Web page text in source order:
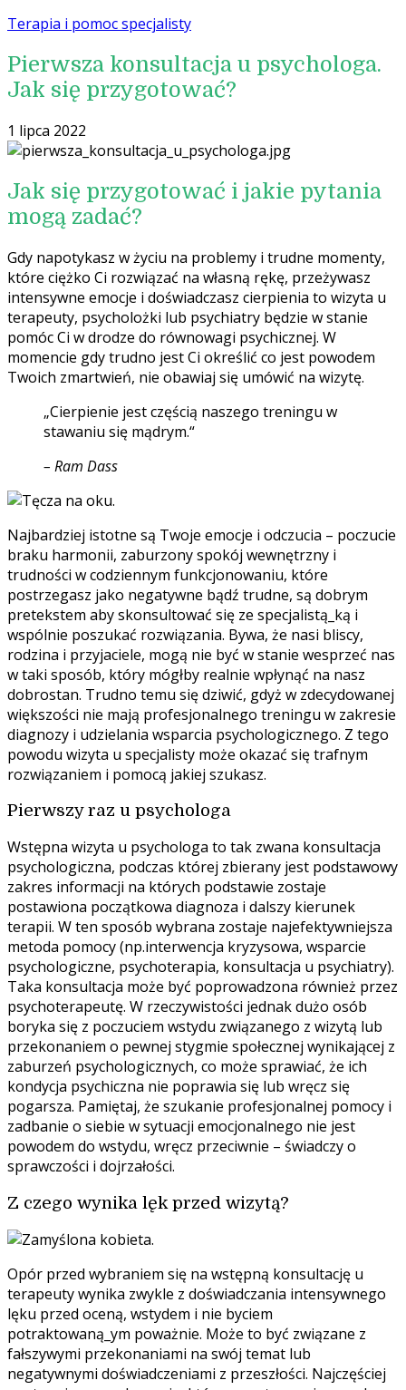
Terapia i pomoc specjalisty
Pierwsza konsultacja u psychologa.
Jak się przygotować?
1 lipca 2022
Jak się przygotować i jakie pytania
mogą zadać?
Gdy napotykasz w życiu na problemy i trudne momenty,
które ciężko Ci rozwiązać na własną rękę, przeżywasz
intensywne emocje i doświadczasz cierpienia to wizyta u
terapeuty, psycholożki lub psychiatry będzie w stanie
pomóc Ci w drodze do równowagi psychicznej. W
momencie gdy trudno jest Ci określić co jest powodem
Twoich zmartwień, nie obawiaj się umówić na wizytę.
„Cierpienie jest częścią naszego treningu w
stawaniu się mądrym.“
– Ram Dass
Najbardziej istotne są Twoje emocje i odczucia – poczucie
braku harmonii, zaburzony spokój wewnętrzny i
trudności w codziennym funkcjonowaniu, które
postrzegasz jako negatywne bądź trudne, są dobrym
pretekstem aby skonsultować się ze specjalistą_ką i
wspólnie poszukać rozwiązania. Bywa, że nasi bliscy,
rodzina i przyjaciele, mogą nie być w stanie wesprzeć nas
w taki sposób, który mógłby realnie wpłynąć na nasz
dobrostan. Trudno temu się dziwić, gdyż w zdecydowanej
większości nie mają profesjonalnego treningu w zakresie
diagnozy i udzielania wsparcia psychologicznego. Z tego
powodu wizyta u specjalisty może okazać się trafnym
rozwiązaniem i pomocą jakiej szukasz.
Pierwszy raz u psychologa
Wstępna wizyta u psychologa to tak zwana konsultacja
psychologiczna, podczas której zbierany jest podstawowy
zakres informacji na których podstawie zostaje
postawiona początkowa diagnoza i dalszy kierunek
terapii. W ten sposób wybrana zostaje najefektywniejsza
metoda pomocy (np.interwencja kryzysowa, wsparcie
psychologiczne, psychoterapia, konsultacja u psychiatry).
Taka konsultacja może być poprowadzona również przez
psychoterapeutę. W rzeczywistości jednak dużo osób
boryka się z poczuciem wstydu związanego z wizytą lub
przekonaniem o pewnej stygmie społecznej wynikającej z
zaburzeń psychologicznych, co może sprawiać, że ich
kondycja psychiczna nie poprawia się lub wręcz się
pogarsza. Pamiętaj, że szukanie profesjonalnej pomocy i
zadbanie o siebie w sytuacji emocjonalnego nie jest
powodem do wstydu, wręcz przeciwnie – świadczy o
sprawczości i dojrzałości.
Z czego wynika lęk przed wizytą?
Opór przed wybraniem się na wstępną konsultację u
terapeuty wynika zwykle z doświadczania intensywnego
lęku przed oceną, wstydem i nie byciem
potraktowaną_ym poważnie. Może to być związane z
fałszywymi przekonaniami na swój temat lub
negatywnymi doświadczeniami z przeszłości. Najczęściej